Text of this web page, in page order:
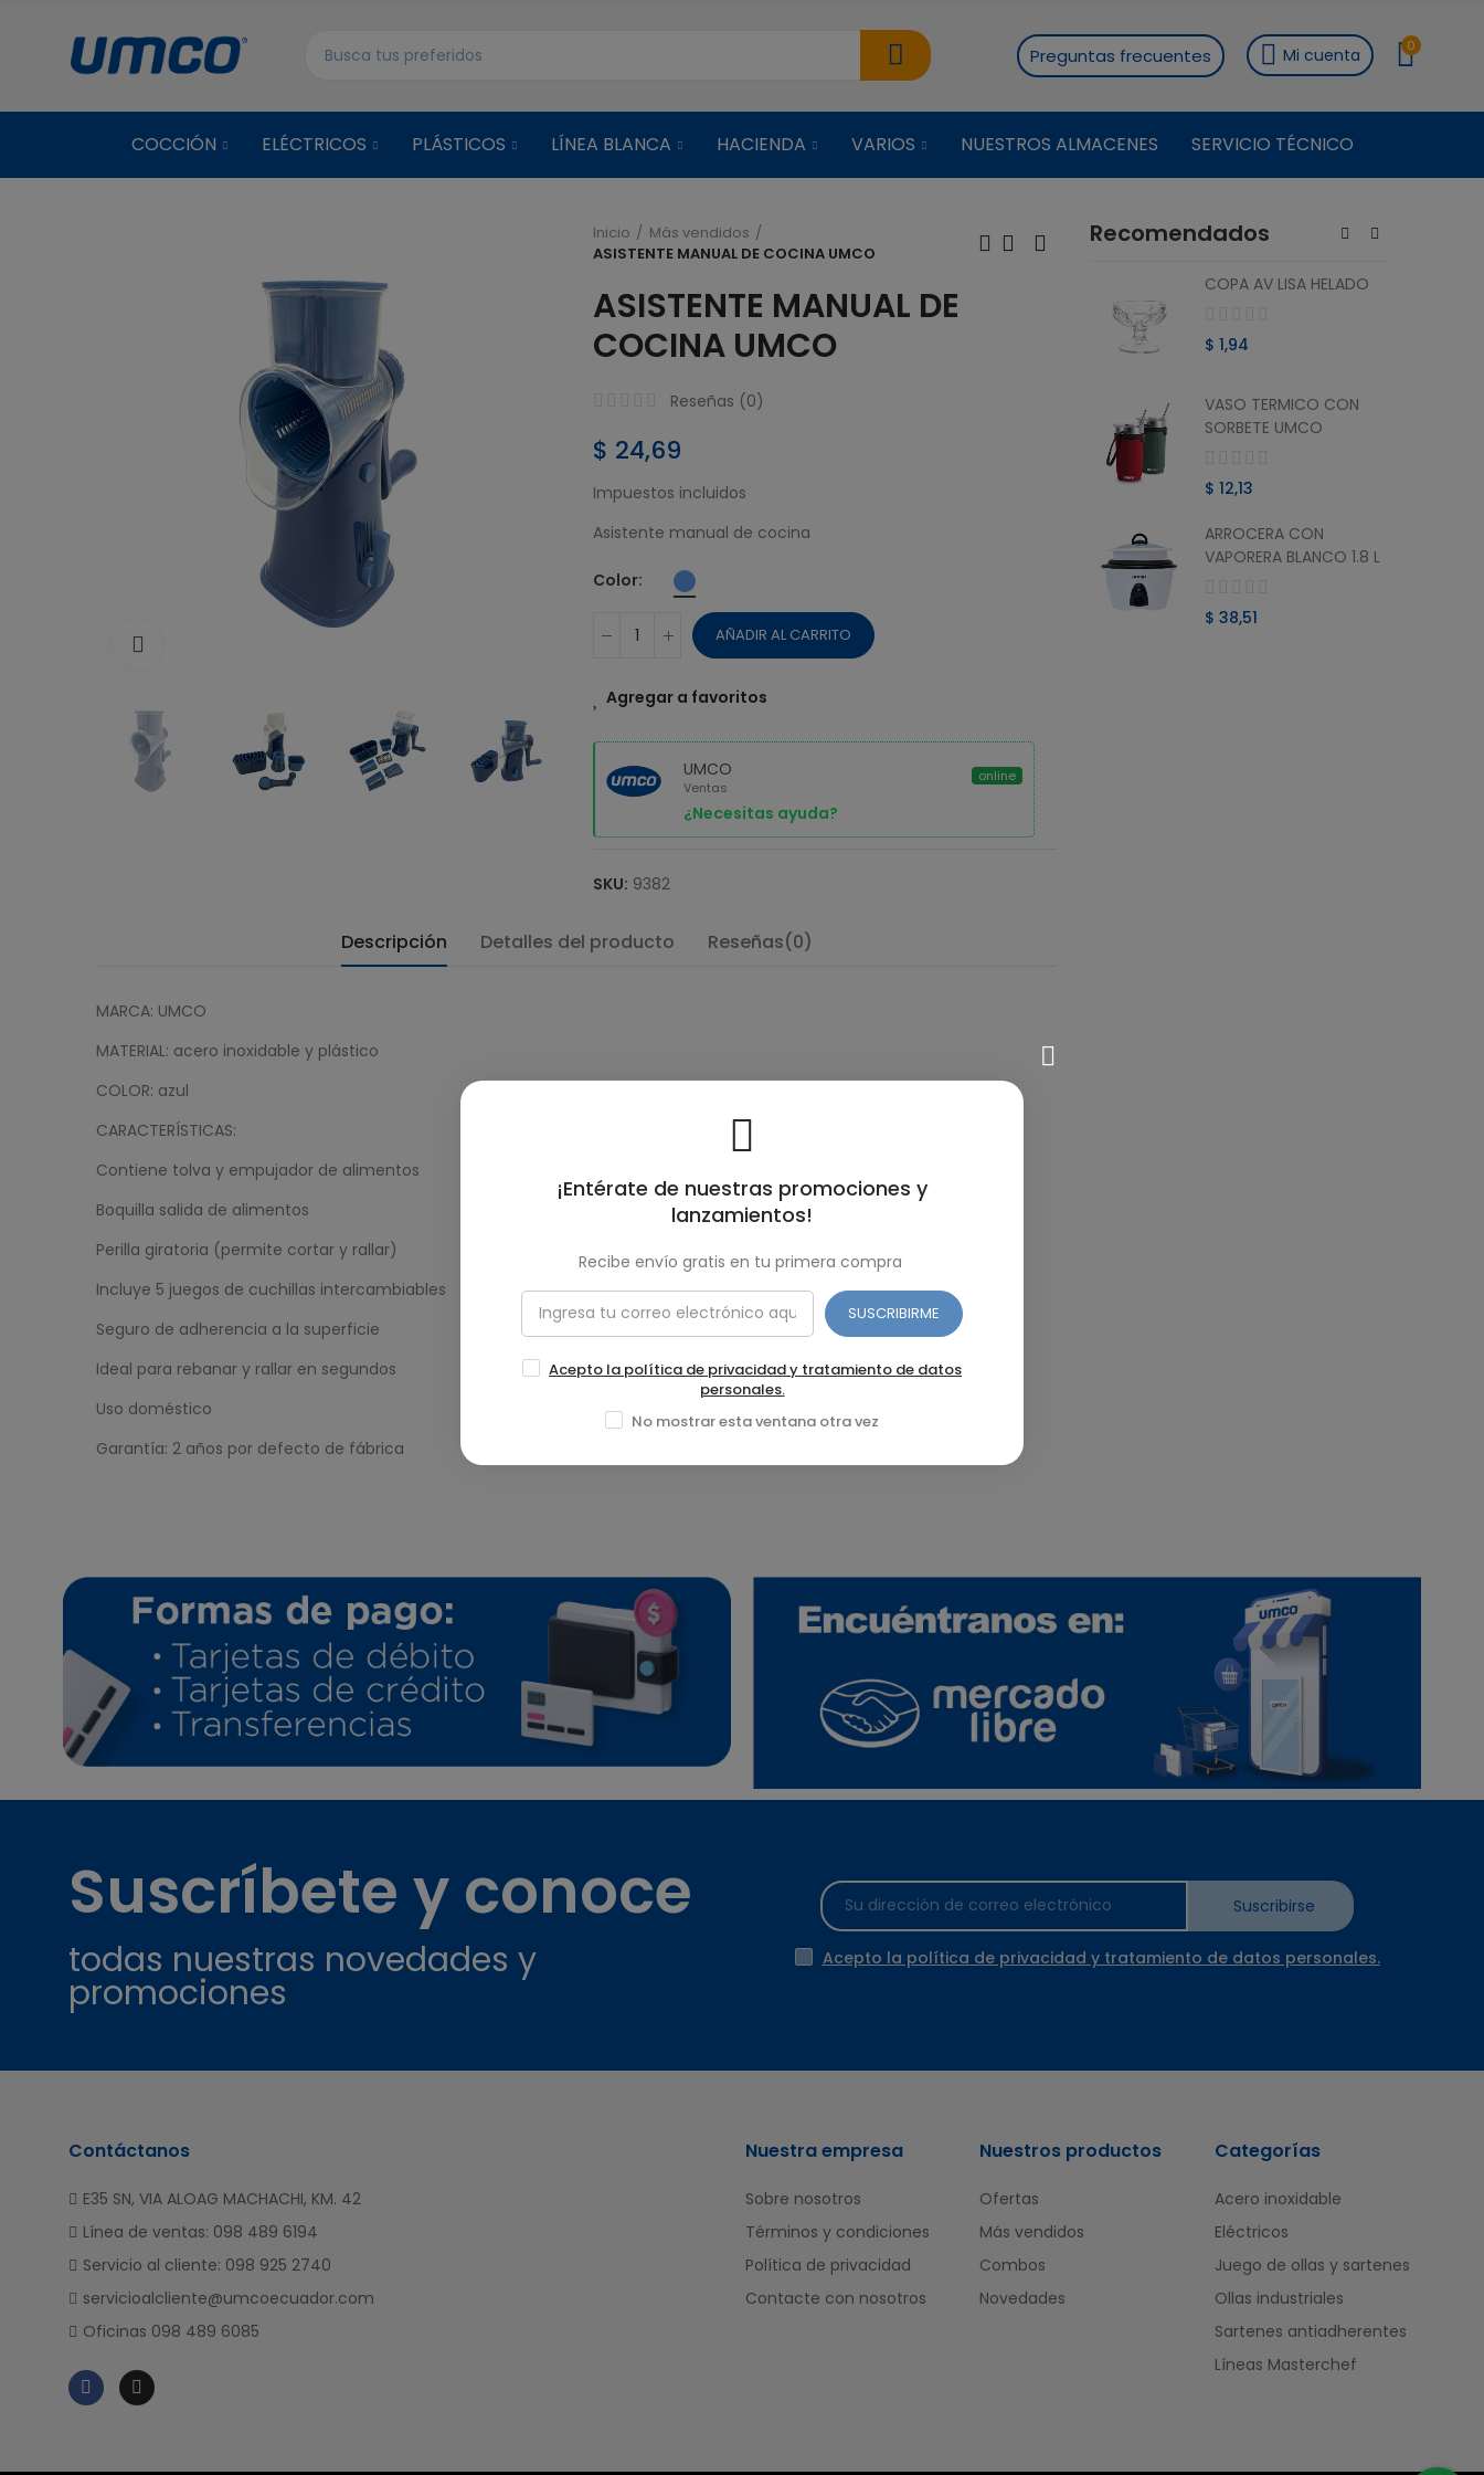
Preguntas frecuentes Mi cuenta 0
COCCIÓN ELÉCTRICOS PLÁSTICOS LÍNEA BLANCA HACIENDA VARIOS NUESTROS ALMACENES SERVICIO TÉCNICO
Inicio
Más vendidos
ASISTENTE MANUAL DE COCINA UMCO
ASISTENTE MANUAL DE
COCINA UMCO
Reseñas (0)
$ 24,69
Impuestos incluidos
Asistente manual de cocina
Color
AÑADIR AL CARRITO
Agregar a favoritos
UMCO
Ventas
¿Necesitas ayuda?
online
SKU: 9382
Descripción Detalles del producto Reseñas(0)
MARCA: UMCO
MATERIAL: acero inoxidable y plástico
COLOR: azul
CARACTERÍSTICAS:
Contiene tolva y empujador de alimentos
Boquilla salida de alimentos
Perilla giratoria (permite cortar y rallar)
Incluye 5 juegos de cuchillas intercambiables
Seguro de adherencia a la superficie
Ideal para rebanar y rallar en segundos
Uso doméstico
Garantía: 2 años por defecto de fábrica
Recomendados
VAPORERA NEGRO 1.8 L
COPA AV LISA HELADO
$ 1,94
VASO TERMICO CON
SORBETE UMCO
$ 12,13
ARROCERA CON
VAPORERA BLANCO 1.8 L
$ 38,51
Suscríbete y conoce
todas nuestras novedades y
promociones
Suscribirse
Acepto la política de privacidad y tratamiento de datos personales.
Contáctanos
E35 SN, VIA ALOAG MACHACHI, KM. 42
Línea de ventas: 098 489 6194
Servicio al cliente: 098 925 2740
servicioalcliente@umcoecuador.com
Oficinas 098 489 6085
Nuestra empresa
Sobre nosotros
Términos y condiciones
Política de privacidad
Contacte con nosotros
Nuestros productos
Ofertas
Más vendidos
Combos
Novedades
Categorías
Acero inoxidable
Eléctricos
Juego de ollas y sartenes
Ollas industriales
Sartenes antiadherentes
Líneas Masterchef
¡Entérate de nuestras promociones y
lanzamientos!
Recibe envío gratis en tu primera compra
SUSCRIBIRME
Acepto la política de privacidad y tratamiento de datos
personales.
No mostrar esta ventana otra vez